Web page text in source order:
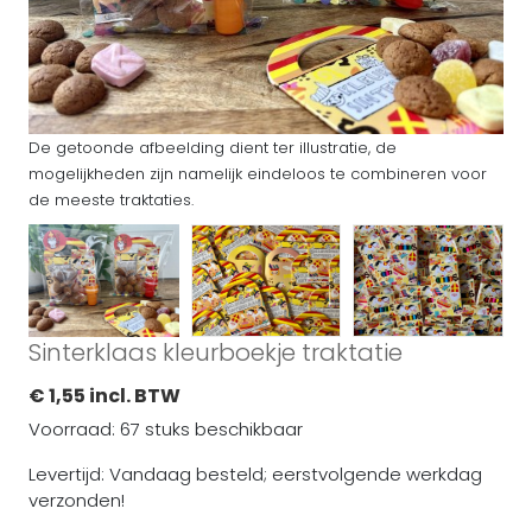
De getoonde afbeelding dient ter illustratie, de
mogelijkheden zijn namelijk eindeloos te combineren voor
de meeste traktaties.
Sinterklaas kleurboekje traktatie
€ 1,55 incl. BTW
Voorraad: 67 stuks beschikbaar
Levertijd: Vandaag besteld; eerstvolgende werkdag
verzonden!